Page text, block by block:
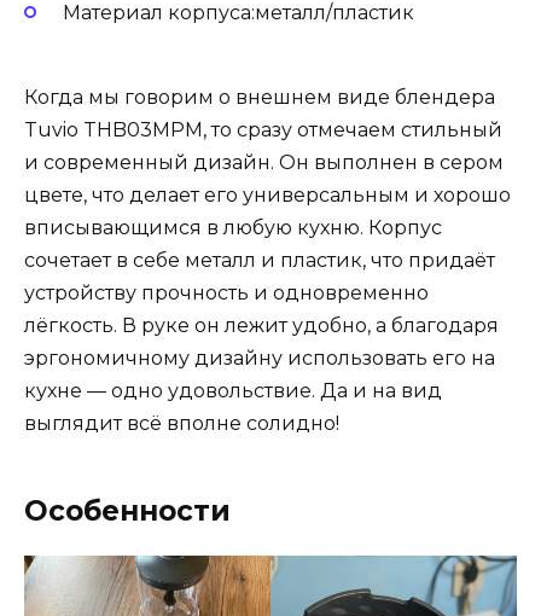
Материал корпуса:металл/пластик
Когда мы говорим о внешнем виде блендера
Tuvio THB03MPM, то сразу отмечаем стильный
и современный дизайн. Он выполнен в сером
цвете, что делает его универсальным и хорошо
вписывающимся в любую кухню. Корпус
сочетает в себе металл и пластик, что придаёт
устройству прочность и одновременно
лёгкость. В руке он лежит удобно, а благодаря
эргономичному дизайну использовать его на
кухне — одно удовольствие. Да и на вид
выглядит всё вполне солидно!
Особенности